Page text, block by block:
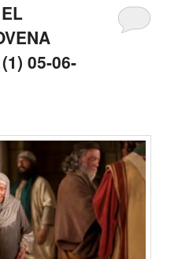
05-06-